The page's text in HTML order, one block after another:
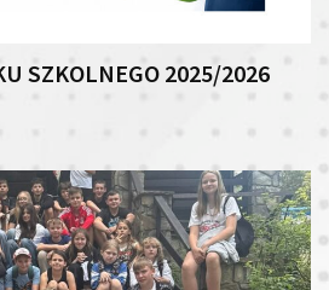
SZKOLNEGO 2025/2026